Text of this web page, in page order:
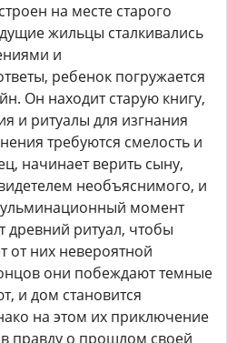
на месте старого
жильцы сталкивались
и
ребенок погружается
Он находит старую книгу,
и ритуалы для изгнания
требуются смелость и
начинает верить сыну,
необъяснимого, и
момент
древний ритуал, чтобы
от них невероятной
они побеждают темные
и дом становится
на этом их приключение
правду о прошлом своей